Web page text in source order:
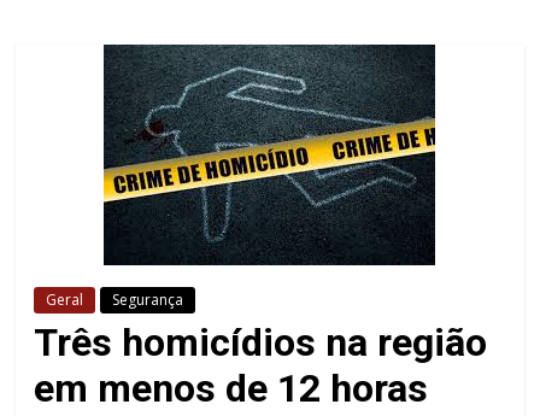
Geral Segurança
Três homicídios na região
em menos de 12 horas